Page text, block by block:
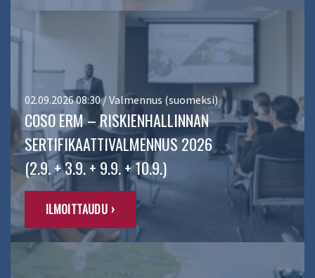
02.09.2026 08:30 / Valmennus (suomeksi)
COSO ERM – RISKIENHALLINNAN
SERTIFIKAATTIVALMENNUS 2026
(2.9. + 3.9. + 9.9. + 10.9.)
ILMOITTAUDU ›